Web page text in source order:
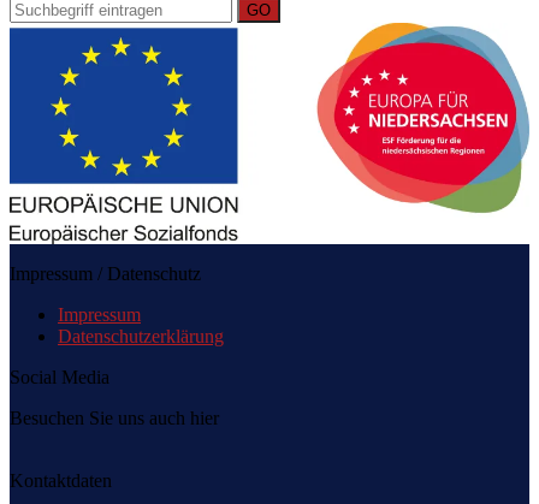
Impressum / Datenschutz
Impressum
Datenschutzerklärung
Social Media
Besuchen Sie uns auch hier
Kontaktdaten